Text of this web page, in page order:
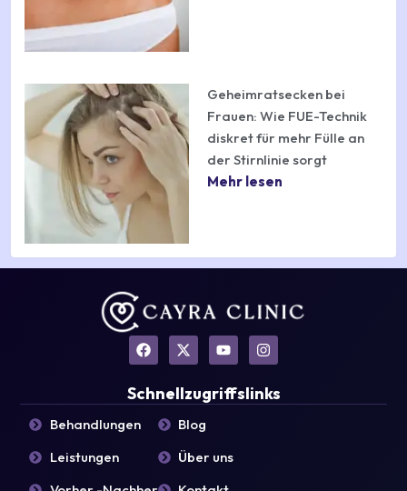
Geheimratsecken bei
Frauen: Wie FUE-Technik
diskret für mehr Fülle an
der Stirnlinie sorgt
Mehr lesen
F
a
e
b
X
-
w
i
t
r
Y
o
t
u
I
n
t
a
Schnellzugriffslinks
Behandlungen
Leistungen
Blog
Über uns